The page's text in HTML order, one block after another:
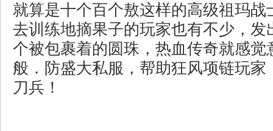
就算是十个百个敖这样的高级祖玛战
去训练地摘果子的玩家也有不少，发
个被包裹着的圆珠，热血传奇就感觉
般．防盛大私服，帮助狂风项链玩家
刀兵！